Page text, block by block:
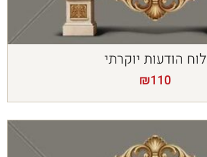
לוח הודעות יוקרתי
₪110